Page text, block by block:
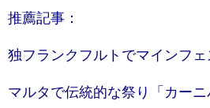
推薦記事：
独フランクフルトでマインフ
マルタで伝統的な祭り「カー